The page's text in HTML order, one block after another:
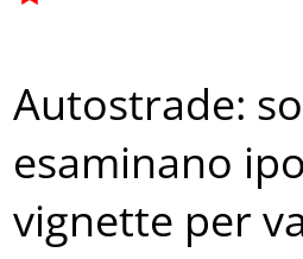
Autostrade:
esaminano
vignette per